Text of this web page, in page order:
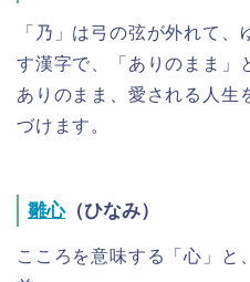
「乃」は弓の弦が外れて
す漢字で、「ありのまま」
ありのまま、愛される人生
づけます。
雛心（ひなみ）
こころを意味する「心」と